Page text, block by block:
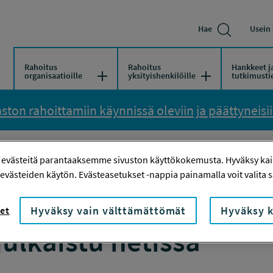
Hae
Rahoitus
organisaatioille Avaa/Sulje valikko
Rahoitus
yksityishenkilöille Avaa/Sulje
Hankkeet
rahoittamiin käynnissä oleviin ja
-tapaamisen
netissä
parantaaksemme sivuston käyttökokemusta. Hyväksy
käytön. Evästeasetukset -nappia painamalla voit valita
Hyväksy vain välttämättömät Hyväksy